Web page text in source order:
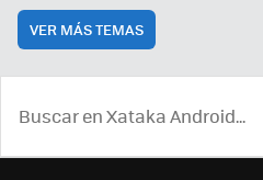
VER MÁS TEMAS